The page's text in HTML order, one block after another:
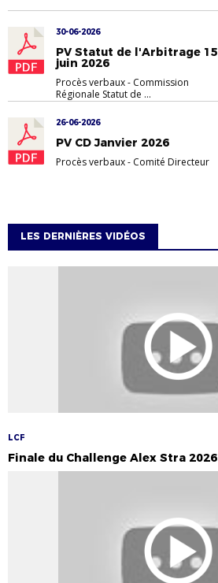
30-06-2026
PV Statut de l'Arbitrage 15
juin 2026
Procès verbaux- Commission
Régionale Statut de ...
26-06-2026
PV CD Janvier 2026
Procès verbaux- Comité Directeur
LES DERNIÈRES VIDÉOS
LCF
Finale du Challenge Alex Stra 2026